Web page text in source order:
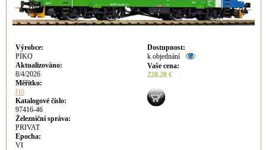
Výrobce:
PIKO
Aktualizováno:
8/4/2026
Měřítko:
H0
Katalogové číslo:
97416-46
Železniční správa:
PRIVAT
Epocha:
VI
Dostupnost:
k objednání
Vaše cena:
228.28 €